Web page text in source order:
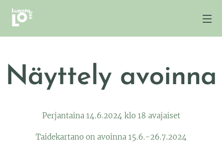
Näyttely avoinna
Perjantaina 14.6.2024 klo 18 avajaiset
Taidekartano on avoinna 15.6.-26.7.2024